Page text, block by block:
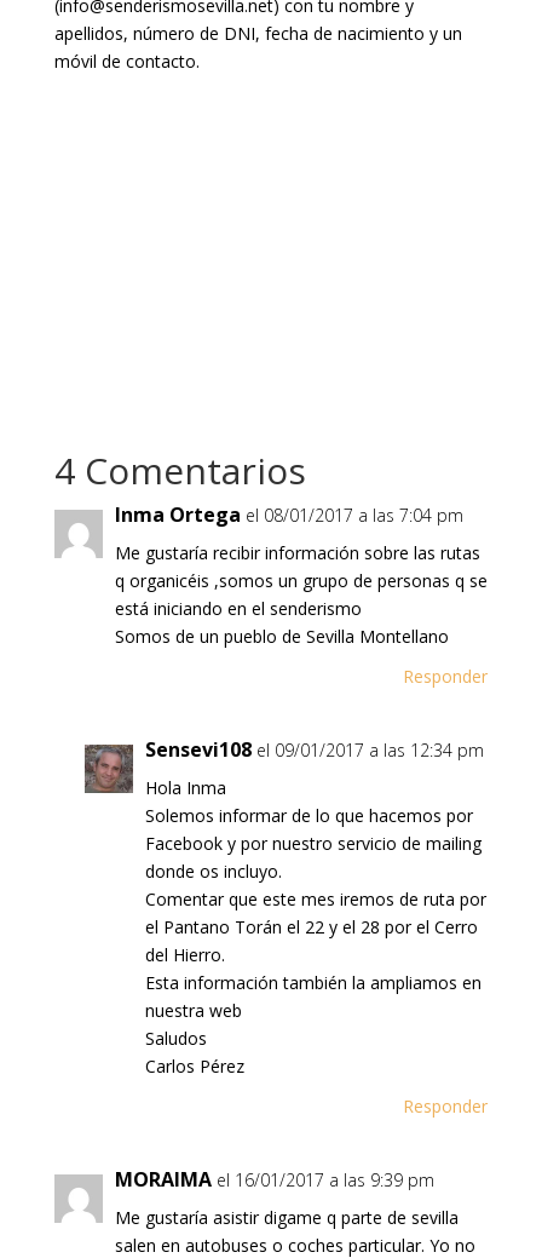
(info@senderismosevilla.net) con tu nombre y
apellidos, número de DNI, fecha de nacimiento y un
móvil de contacto.
4 Comentarios
Inma Ortega el 08/01/2017 a las 7:04 pm
Me gustaría recibir información sobre las rutas
q organicéis ,somos un grupo de personas q se
está iniciando en el senderismo
Somos de un pueblo de Sevilla Montellano
Responder
Sensevi108 el 09/01/2017 a las 12:34 pm
Hola Inma
Solemos informar de lo que hacemos por
Facebook y por nuestro servicio de mailing
donde os incluyo.
Comentar que este mes iremos de ruta por
el Pantano Torán el 22 y el 28 por el Cerro
del Hierro.
Esta información también la ampliamos en
nuestra web
Saludos
Carlos Pérez
Responder
MORAIMA el 16/01/2017 a las 9:39 pm
Me gustaría asistir digame q parte de sevilla
salen en autobuses o coches particular. Yo no